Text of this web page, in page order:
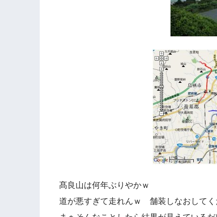
髙良山は何年ぶりやかｗ
道が悪すぎて走れんｗ 舗装しなおしてく